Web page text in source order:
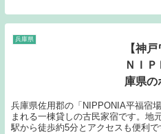
兵庫県
【神
ＮＩ
庫県の
兵庫県佐用郡の「NIPPONIA平福宿
まれる一棟貸しの古民家宿です。地
駅から徒歩約5分とアクセスも便利